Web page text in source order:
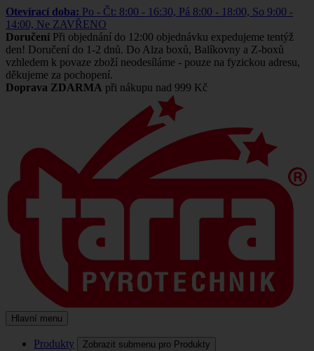
Otevírací doba: Po - Čt: 8:00 - 16:30, Pá 8:00 - 18:00, So 9:00 -
14:00, Ne ZAVŘENO
Doručení Při objednání do 12:00 objednávku expedujeme tentýž
den! Doručení do 1-2 dnů. Do Alza boxů, Balíkovny a Z-boxů
vzhledem k povaze zboží neodesíláme - pouze na fyzickou adresu,
děkujeme za pochopení.
Doprava ZDARMA při nákupu nad 999 Kč
Hlavní menu
Produkty Zobrazit submenu pro Produkty